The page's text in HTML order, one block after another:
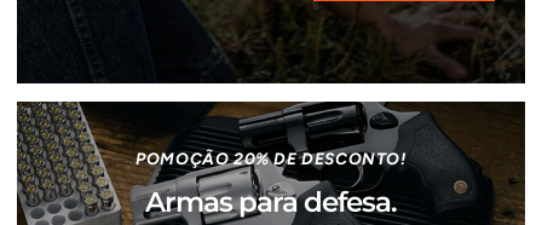
POMOÇÃO 20% DE DESCONTO!
Armas para defesa.